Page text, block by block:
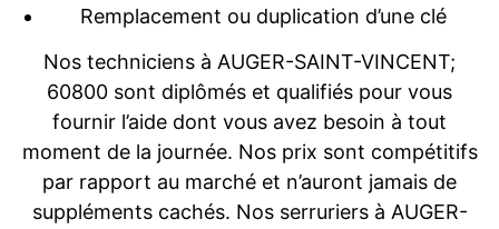
Remplacement ou duplication d’une clé
Nos techniciens à AUGER-SAINT-VINCENT;
60800 sont diplômés et qualifiés pour vous
fournir l’aide dont vous avez besoin à tout
moment de la journée. Nos prix sont compétitifs
par rapport au marché et n’auront jamais de
suppléments cachés. Nos serruriers à AUGER-